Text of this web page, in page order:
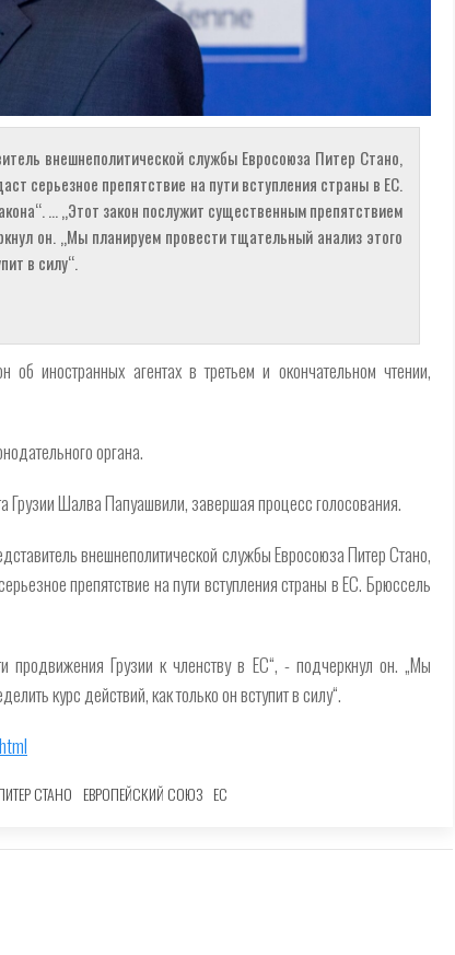
внешнеполитической службы Евросоюза Питер Стано,
серьезное препятствие на пути вступления страны в ЕС.
… „Этот закон послужит существенным препятствием
он. „Мы планируем провести тщательный анализ этого
в силу“.
иностранных агентах в третьем и окончательном чтении,
органа.
Грузии Шалва Папуашвили, завершая процесс голосования.
внешнеполитической службы Евросоюза Питер Стано,
препятствие на пути вступления страны в ЕС. Брюссель
продвижения Грузии к членству в ЕС“, - подчеркнул он. „Мы
курс действий, как только он вступит в силу“.
СТАНО ЕВРОПЕЙСКИЙ СОЮЗ ЕС